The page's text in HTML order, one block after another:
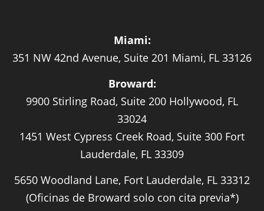
Miami:
351 NW 42nd Avenue, Suite 201 Miami, FL 33126
Broward:
9900 Stirling Road, Suite 200 Hollywood, FL
33024
1451 West Cypress Creek Road, Suite 300 Fort
Lauderdale, FL 33309
5650 Woodland Lane, Fort Lauderdale, FL 33312
(Oficinas de Broward solo con cita previa*)